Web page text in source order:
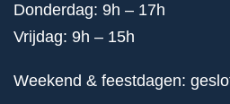
Donderdag: 9h – 17h
Vrijdag: 9h – 15h
Weekend & feestdagen: